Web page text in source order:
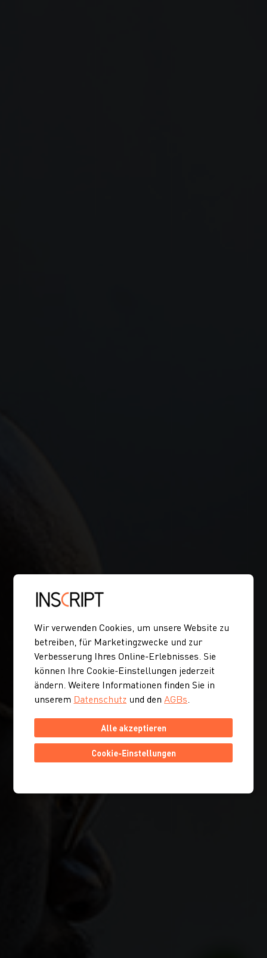
Wir verwenden Cookies, um unsere Website zu
betreiben, für Marketingzwecke und zur
Verbesserung Ihres Online-Erlebnisses. Sie
können Ihre Cookie-Einstellungen jederzeit
ändern. Weitere Informationen finden Sie in
unserem Datenschutz und denAGBs.
Alle akzeptieren
Cookie-Einstellungen